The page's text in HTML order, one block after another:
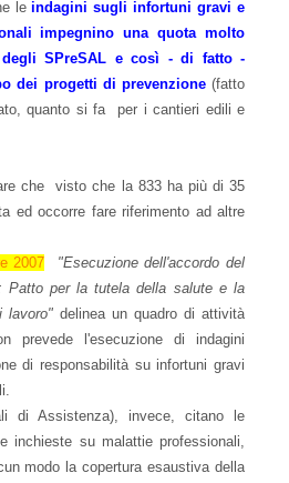
leindagini sugli infortuni gravi e
impegnino una quota molto
SPreSAL e così - di fatto -
dei progetti di prevenzione(fatto
quanto si fa per i cantieri edili e
che visto che la 833 ha più di 35
ed occorre fare riferimento ad altre
2007
"Esecuzione dell'accordo del
Patto per la tutela della salute e la
lavoro" delinea un quadro di attività
prevede l'esecuzione di indagini
di responsabilità su infortuni gravi
di Assistenza), invece, citano le
inchieste su malattie professionali,
modo la copertura esaustiva della